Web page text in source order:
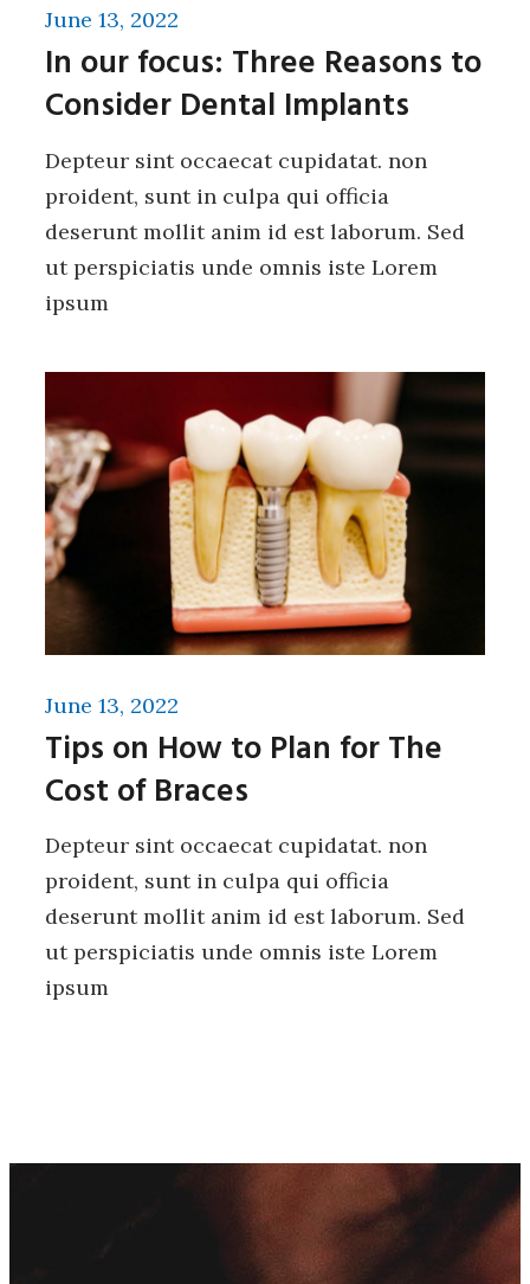
June 13, 2022
In our focus: Three Reasons to
Consider Dental Implants
Depteur sint occaecat cupidatat. non
proident, sunt in culpa qui officia
deserunt mollit anim id est laborum. Sed
ut perspiciatis unde omnis iste Lorem
ipsum
June 13, 2022
Tips on How to Plan for The
Cost of Braces
Depteur sint occaecat cupidatat. non
proident, sunt in culpa qui officia
deserunt mollit anim id est laborum. Sed
ut perspiciatis unde omnis iste Lorem
ipsum